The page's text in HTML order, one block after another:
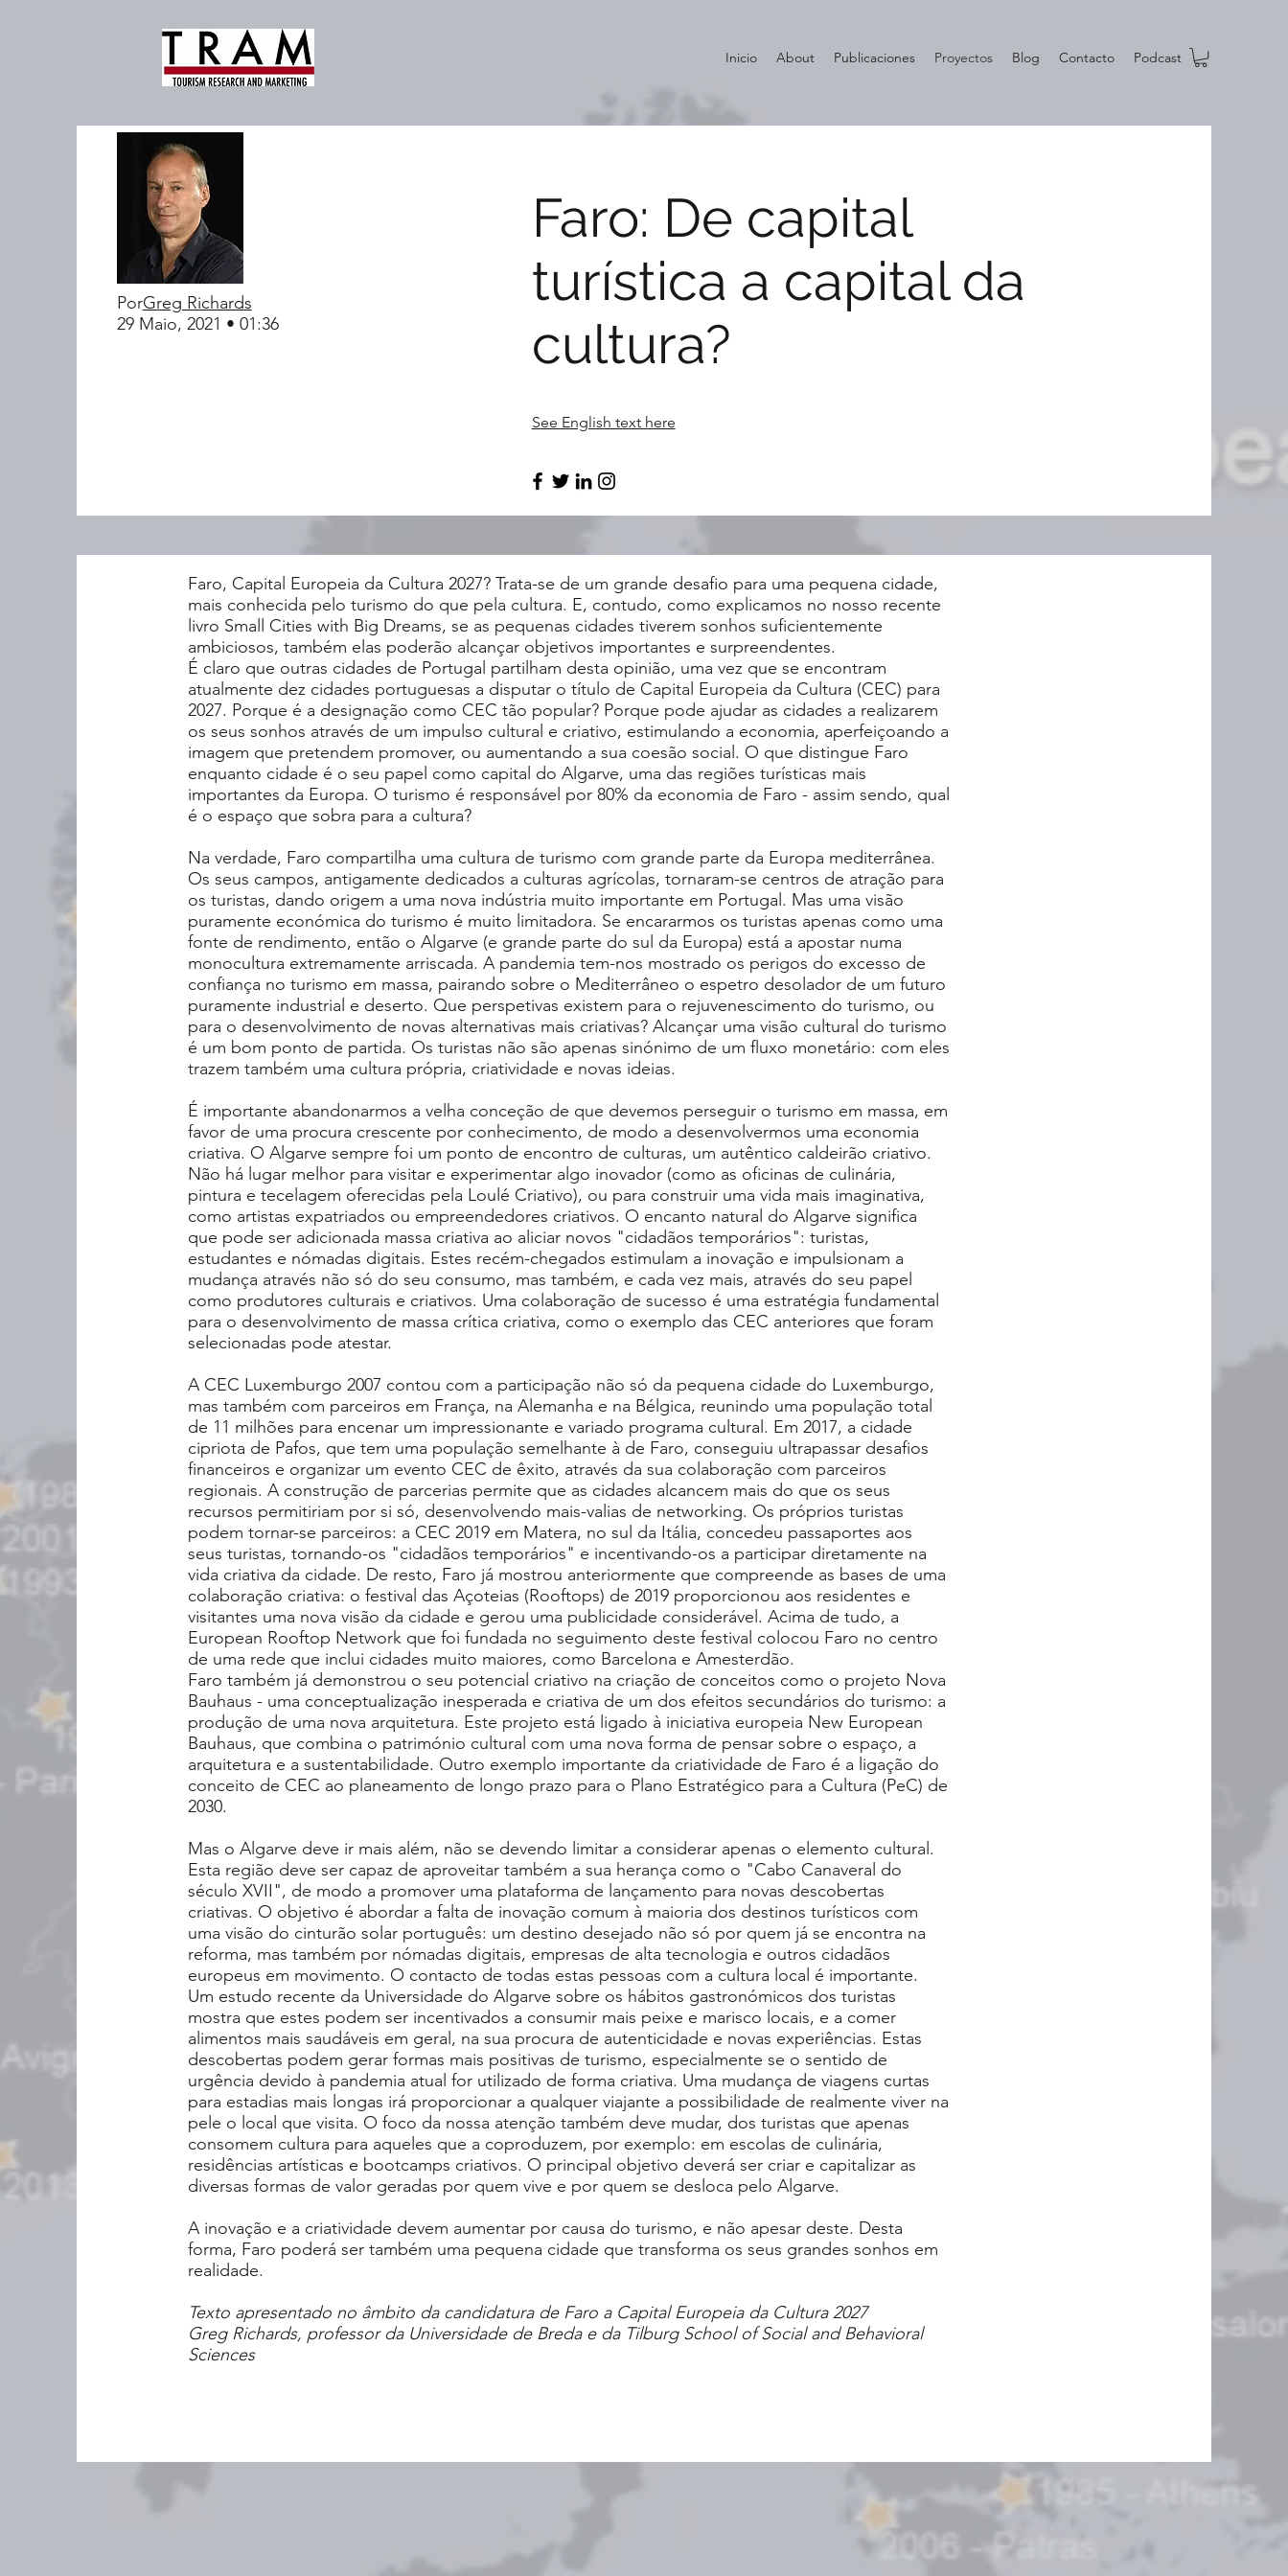
Inicio About Publicaciones Proyectos Blog Contacto Podcast
PorGreg Richards
29 Maio, 2021 • 01:36
Faro: De capital
turística a capital da
cultura?
See English text here
Faro, Capital Europeia da Cultura 2027? Trata-se de um grande desafio para uma pequena cidade,
mais conhecida pelo turismo do que pela cultura. E, contudo, como explicamos no nosso recente
livro Small Cities with Big Dreams, se as pequenas cidades tiverem sonhos suficientemente
ambiciosos, também elas poderão alcançar objetivos importantes e surpreendentes.
É claro que outras cidades de Portugal partilham desta opinião, uma vez que se encontram
atualmente dez cidades portuguesas a disputar o título de Capital Europeia da Cultura (CEC) para
2027. Porque é a designação como CEC tão popular? Porque pode ajudar as cidades a realizarem
os seus sonhos através de um impulso cultural e criativo, estimulando a economia, aperfeiçoando a
imagem que pretendem promover, ou aumentando a sua coesão social. O que distingue Faro
enquanto cidade é o seu papel como capital do Algarve, uma das regiões turísticas mais
importantes da Europa. O turismo é responsável por 80% da economia de Faro - assim sendo, qual
é o espaço que sobra para a cultura?
Na verdade, Faro compartilha uma cultura de turismo com grande parte da Europa mediterrânea.
Os seus campos, antigamente dedicados a culturas agrícolas, tornaram-se centros de atração para
os turistas, dando origem a uma nova indústria muito importante em Portugal. Mas uma visão
puramente económica do turismo é muito limitadora. Se encararmos os turistas apenas como uma
fonte de rendimento, então o Algarve (e grande parte do sul da Europa) está a apostar numa
monocultura extremamente arriscada. A pandemia tem-nos mostrado os perigos do excesso de
confiança no turismo em massa, pairando sobre o Mediterrâneo o espetro desolador de um futuro
puramente industrial e deserto. Que perspetivas existem para o rejuvenescimento do turismo, ou
para o desenvolvimento de novas alternativas mais criativas? Alcançar uma visão cultural do turismo
é um bom ponto de partida. Os turistas não são apenas sinónimo de um fluxo monetário: com eles
trazem também uma cultura própria, criatividade e novas ideias.
É importante abandonarmos a velha conceção de que devemos perseguir o turismo em massa, em
favor de uma procura crescente por conhecimento, de modo a desenvolvermos uma economia
criativa. O Algarve sempre foi um ponto de encontro de culturas, um autêntico caldeirão criativo.
Não há lugar melhor para visitar e experimentar algo inovador (como as oficinas de culinária,
pintura e tecelagem oferecidas pela Loulé Criativo), ou para construir uma vida mais imaginativa,
como artistas expatriados ou empreendedores criativos. O encanto natural do Algarve significa
que pode ser adicionada massa criativa ao aliciar novos "cidadãos temporários": turistas,
estudantes e nómadas digitais. Estes recém-chegados estimulam a inovação e impulsionam a
mudança através não só do seu consumo, mas também, e cada vez mais, através do seu papel
como produtores culturais e criativos. Uma colaboração de sucesso é uma estratégia fundamental
para o desenvolvimento de massa crítica criativa, como o exemplo das CEC anteriores que foram
selecionadas pode atestar.
A CEC Luxemburgo 2007 contou com a participação não só da pequena cidade do Luxemburgo,
mas também com parceiros em França, na Alemanha e na Bélgica, reunindo uma população total
de 11 milhões para encenar um impressionante e variado programa cultural. Em 2017, a cidade
cipriota de Pafos, que tem uma população semelhante à de Faro, conseguiu ultrapassar desafios
financeiros e organizar um evento CEC de êxito, através da sua colaboração com parceiros
regionais. A construção de parcerias permite que as cidades alcancem mais do que os seus
recursos permitiriam por si só, desenvolvendo mais-valias de networking. Os próprios turistas
podem tornar-se parceiros: a CEC 2019 em Matera, no sul da Itália, concedeu passaportes aos
seus turistas, tornando-os "cidadãos temporários" e incentivando-os a participar diretamente na
vida criativa da cidade. De resto, Faro já mostrou anteriormente que compreende as bases de uma
colaboração criativa: o festival das Açoteias (Rooftops) de 2019 proporcionou aos residentes e
visitantes uma nova visão da cidade e gerou uma publicidade considerável. Acima de tudo, a
European Rooftop Network que foi fundada no seguimento deste festival colocou Faro no centro
de uma rede que inclui cidades muito maiores, como Barcelona e Amesterdão.
Faro também já demonstrou o seu potencial criativo na criação de conceitos como o projeto Nova
Bauhaus - uma conceptualização inesperada e criativa de um dos efeitos secundários do turismo: a
produção de uma nova arquitetura. Este projeto está ligado à iniciativa europeia New European
Bauhaus, que combina o património cultural com uma nova forma de pensar sobre o espaço, a
arquitetura e a sustentabilidade. Outro exemplo importante da criatividade de Faro é a ligação do
conceito de CEC ao planeamento de longo prazo para o Plano Estratégico para a Cultura (PeC) de
2030.
Mas o Algarve deve ir mais além, não se devendo limitar a considerar apenas o elemento cultural.
Esta região deve ser capaz de aproveitar também a sua herança como o "Cabo Canaveral do
século XVII", de modo a promover uma plataforma de lançamento para novas descobertas
criativas. O objetivo é abordar a falta de inovação comum à maioria dos destinos turísticos com
uma visão do cinturão solar português: um destino desejado não só por quem já se encontra na
reforma, mas também por nómadas digitais, empresas de alta tecnologia e outros cidadãos
europeus em movimento. O contacto de todas estas pessoas com a cultura local é importante.
Um estudo recente da Universidade do Algarve sobre os hábitos gastronómicos dos turistas
mostra que estes podem ser incentivados a consumir mais peixe e marisco locais, e a comer
alimentos mais saudáveis em geral, na sua procura de autenticidade e novas experiências. Estas
descobertas podem gerar formas mais positivas de turismo, especialmente se o sentido de
urgência devido à pandemia atual for utilizado de forma criativa. Uma mudança de viagens curtas
para estadias mais longas irá proporcionar a qualquer viajante a possibilidade de realmente viver na
pele o local que visita. O foco da nossa atenção também deve mudar, dos turistas que apenas
consomem cultura para aqueles que a coproduzem, por exemplo: em escolas de culinária,
residências artísticas e bootcamps criativos. O principal objetivo deverá ser criar e capitalizar as
diversas formas de valor geradas por quem vive e por quem se desloca pelo Algarve.
A inovação e a criatividade devem aumentar por causa do turismo, e não apesar deste. Desta
forma, Faro poderá ser também uma pequena cidade que transforma os seus grandes sonhos em
realidade.
Texto apresentado no âmbito da candidatura de Faro a Capital Europeia da Cultura 2027
Greg Richards, professor da Universidade de Breda e da Tilburg School of Social and Behavioral
Sciences